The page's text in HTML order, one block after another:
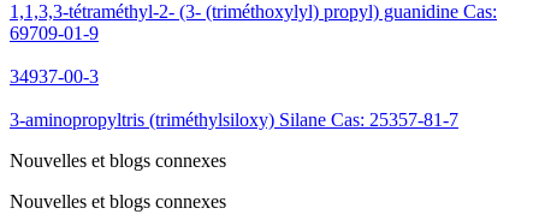
1,1,3,3-tétraméthyl-2- (3- (triméthoxylyl) propyl) guanidine Cas:
69709-01-9
34937-00-3
3-aminopropyltris (triméthylsiloxy) Silane Cas: 25357-81-7
Nouvelles et blogs connexes
Nouvelles et blogs connexes